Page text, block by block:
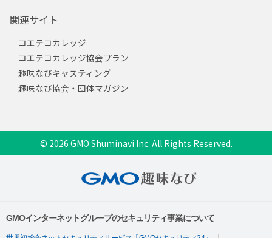
関連サイト
コエテコカレッジ
コエテコカレッジ協会プラン
趣味なびキャスティング
趣味なび協会・団体マガジン
© 2026 GMO Shuminavi Inc. All Rights Reserved.